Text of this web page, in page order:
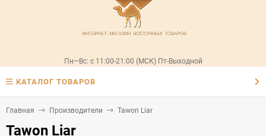
Пн—Вс: с 11:00-21:00 (МСК) Пт-Выходной
КАТАЛОГ ТОВАРОВ
Главная Производители Tawon Liar
Tawon Liar